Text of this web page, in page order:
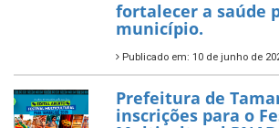
7 de novembro de 2025
ÚLTIMAS NOTÍCIAS